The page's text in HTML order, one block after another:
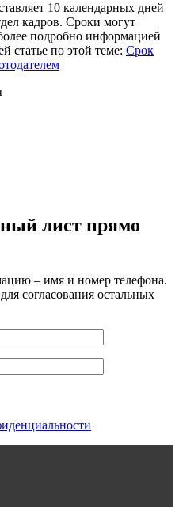
10 календарных дней
кадров. Сроки могут
подробно информацией
статье по этой теме: Срок
лист прямо
– имя и номер телефона.
согласования остальных